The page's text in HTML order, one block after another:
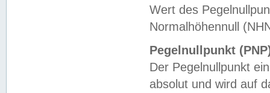
Wert des
Normalhöhennull
Pegelnullpunkt
Der Pegelnullpunkt
absolut und wird auf